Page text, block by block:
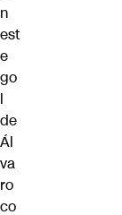
n
est
e
go
l
de
Ál
va
ro
co